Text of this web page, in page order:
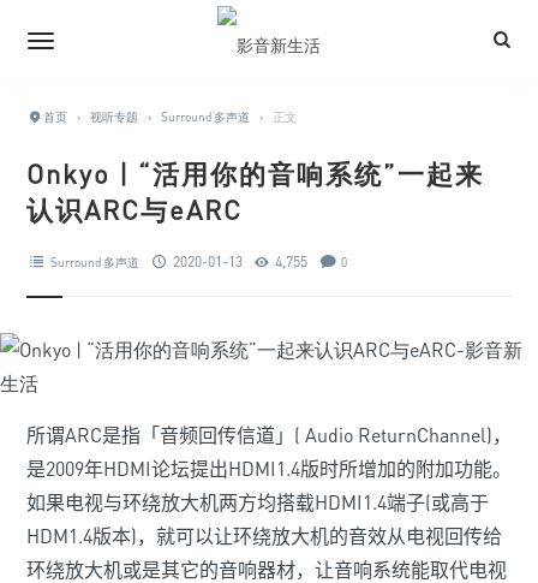
首页 › 视听专题 › Surround 多声道 › 正文
Onkyo | “活用你的音响系统”一起来
认识ARC与eARC
Surround 多声道 2020-01-13 4,755 0
所谓ARC是指「音频回传信道」( Audio ReturnChannel)，
是2009年HDMI论坛提出HDMI 1.4版时所增加的附加功能。
如果电视与环绕放大机两方均搭载HDMI 1.4端子(或高于
HDM1.4版本)，就可以让环绕放大机的音效从电视回传给
环绕放大机或是其它的音响器材，让音响系统能取代电视